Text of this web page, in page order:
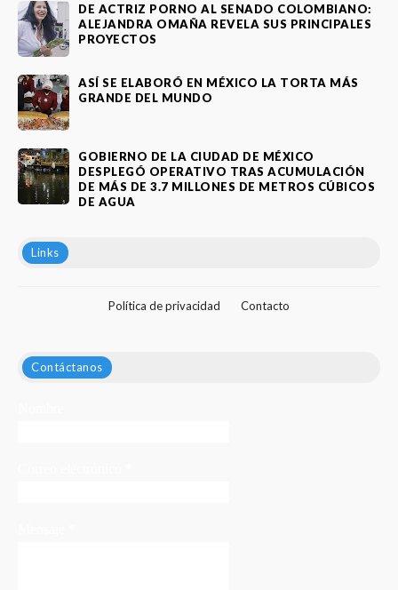
DE ACTRIZ PORNO AL SENADO COLOMBIANO:
ALEJANDRA OMAÑA REVELA SUS PRINCIPALES
PROYECTOS
ASÍ SE ELABORÓ EN MÉXICO LA TORTA MÁS
GRANDE DEL MUNDO
GOBIERNO DE LA CIUDAD DE MÉXICO
DESPLEGÓ OPERATIVO TRAS ACUMULACIÓN
DE MÁS DE 3.7 MILLONES DE METROS CÚBICOS
DE AGUA
Links
Política de privacidad Contacto
Contáctanos